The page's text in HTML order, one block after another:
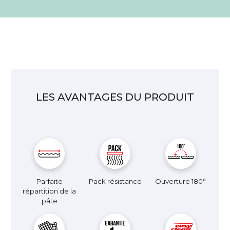
LES AVANTAGES DU PRODUIT
Parfaite
répartition de la
pâte
Pack résistance Ouverture 180°